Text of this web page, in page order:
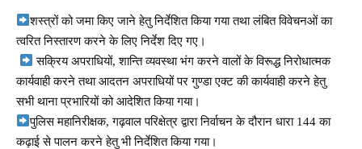
शस्त्रों को जमा किए जाने हेतु निर्देशित किया गया तथा लंबित विवेचनओं का
त्वरित निस्तारण करने के लिए निर्देश दिए गए।
सक्रिय अपराधियों, शान्ति व्यवस्था भंग करने वालों के विरूद्ध निरोधात्मक
कार्यवाही करने तथा आदतन अपराधियों पर गुण्डा एक्ट की कार्यवाही करने हेतु
सभी थाना प्रभारियों को आदेशित किया गया।
पुलिस महानिरीक्षक, गढ़वाल परिक्षेत्र द्वारा निर्वाचन के दौरान धारा 144 का
कढ़ाई से पालन करने हेतु भी निर्देशित किया गया।